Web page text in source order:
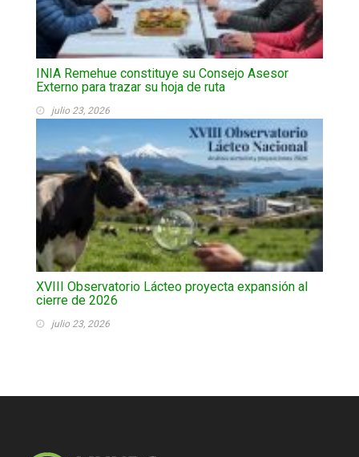
INIA Remehue constituye su Consejo Asesor
Externo para trazar su hoja de ruta
julio 23, 2026
XVIII Observatorio Lácteo proyecta expansión al
cierre de 2026
julio 23, 2026